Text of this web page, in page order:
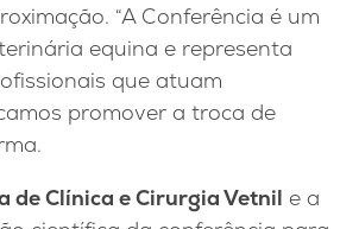
“A Conferência é um
equina e representa
que atuam
promover a troca de
de Clínica e Cirurgia Vetnil e a